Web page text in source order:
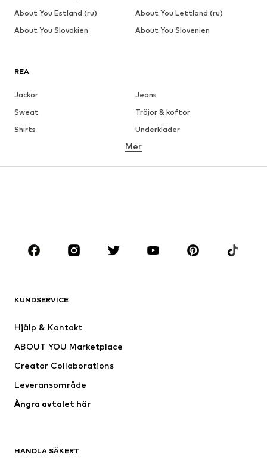
REA
Jackor
Jeans
Sweat
Tröjor & koftor
Shirts
Underkläder
Skjortor
KLÄDER
Jackor
Badkläder
Tillfällen
Upcycling
Nytt
Mer
KUNDSERVICE
Hjälp & Kontakt
ABOUT YOU Marketplace
Creator Collaborations
Leveransområde
Ångra avtalet här
HANDLA SÄKERT
About You Estland (ru)
About You Lettland (ru)
About You Slovakien
About You Slovenien